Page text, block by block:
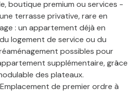
boutique premium ou services -
terrasse privative, rare en
: un appartement déjà en
logement de service ou du
possibles pour
supplémentaire, grâce
des plateaux.
de premier ordre à